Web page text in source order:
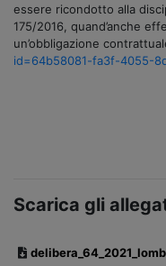
essere ricondotto alla
175/2016, quand’anche
un’obbligazione
id=64b58081-fa3f-4055-
Scarica gli